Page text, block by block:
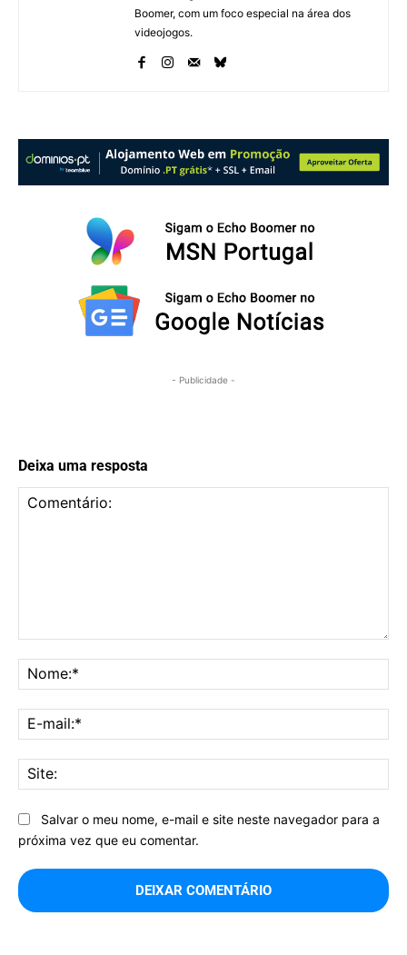
Boomer, com um foco especial na área dos
videojogos.
- Publicidade -
Deixa uma resposta
Salvar o meu nome, e-mail e site neste navegador para a
próxima vez que eu comentar.